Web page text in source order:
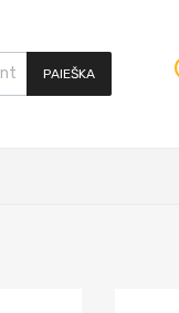
PAIEŠKA